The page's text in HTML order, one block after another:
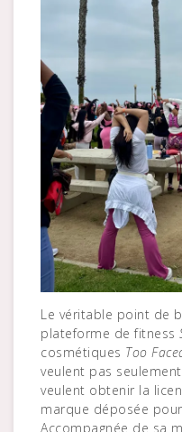
Le véritable point de
plateforme de fitness
cosmétiques Too
veulent pas
veulent obtenir la
marque déposée
Accompagnée de sa